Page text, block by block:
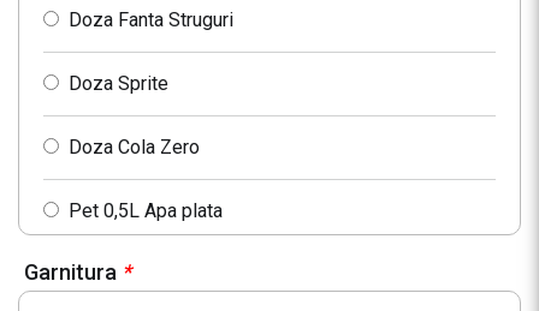
Doza Fanta Struguri
Doza Sprite
Doza Cola Zero
Pet 0,5L Apa plata
Pet 0,5L Apa minerala
Garnitura *